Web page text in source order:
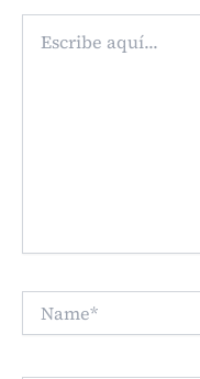
aquí...